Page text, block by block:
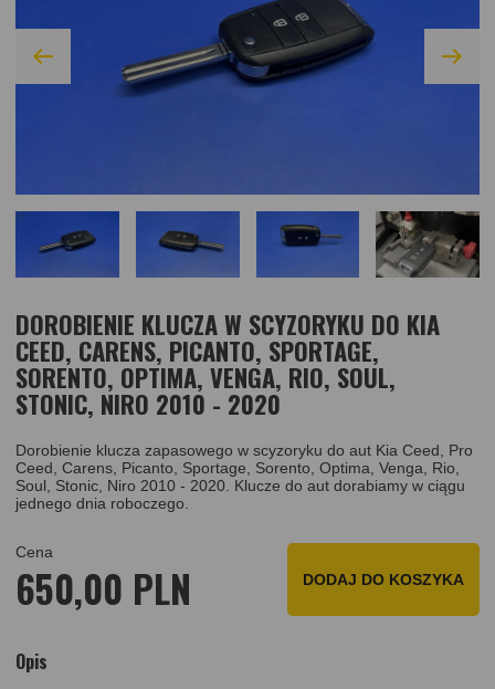
DOROBIENIE KLUCZA W SCYZORYKU DO KIA
CEED, CARENS, PICANTO, SPORTAGE,
SORENTO, OPTIMA, VENGA, RIO, SOUL,
STONIC, NIRO 2010 - 2020
Dorobienie klucza zapasowego w scyzoryku do aut Kia Ceed, Pro
Ceed, Carens, Picanto, Sportage, Sorento, Optima, Venga, Rio,
Soul, Stonic, Niro 2010 - 2020. Klucze do aut dorabiamy w ciągu
jednego dnia roboczego.
Cena
650,00 PLN DODAJ DO KOSZYKA
Opis